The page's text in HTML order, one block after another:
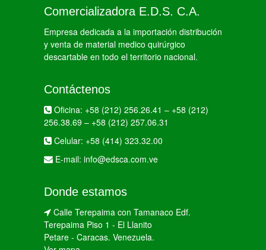
Comercializadora E.D.S. C.A.
Empresa dedicada a la importación distribución
y venta de material medico quirúrgico
descartable en todo el territorio nacional.
Contáctenos
Oficina: +58 (212) 256.26.41 – +58 (212)
256.38.69 – +58 (212) 257.06.31
Celular: +58 (414) 323.32.00
E-mail: info@edsca.com.ve
Donde estamos
Calle Terepaima con Tamanaco Edf.
Terepaima Piso 1 - El Llanito
Petare - Caracas. Venezuela.